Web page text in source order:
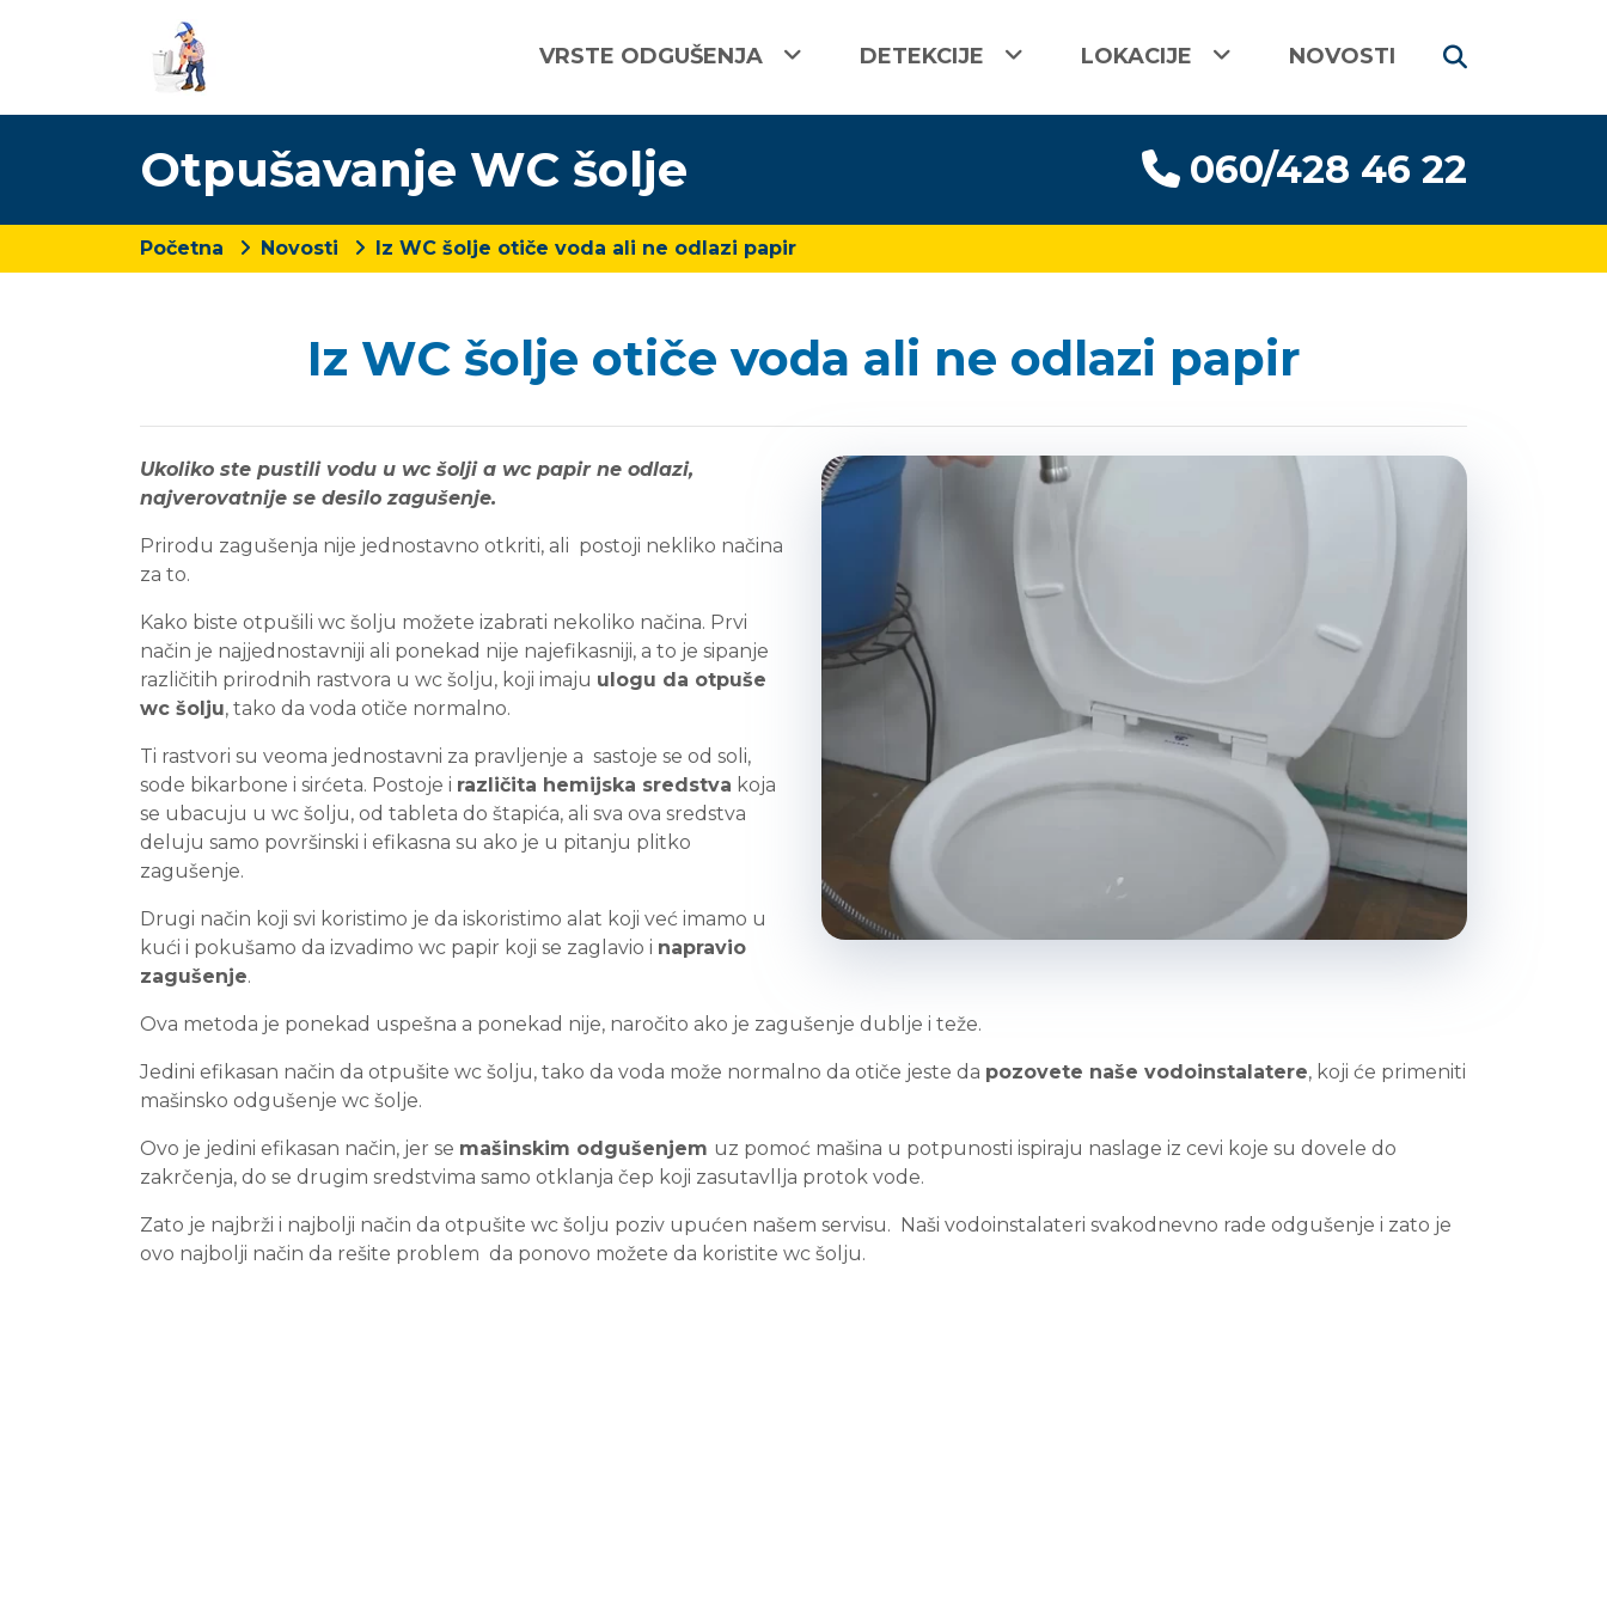
VRSTE ODGUŠENJA DETEKCIJE LOKACIJE NOVOSTI
Otpušavanje WC šolje 060/428 46 22
Početna Novosti Iz WC šolje otiče voda ali ne odlazi papir
Iz WC šolje otiče voda ali ne odlazi papir
Ukoliko ste pustili vodu u wc šolji a wc papir ne odlazi,
najverovatnije se desilo zagušenje.
Prirodu zagušenja nije jednostavno otkriti, ali postoji nekliko načina
za to.
Kako biste otpušili wc šolju možete izabrati nekoliko načina. Prvi
način je najjednostavniji ali ponekad nije najefikasniji, a to je sipanje
različitih prirodnih rastvora u wc šolju, koji imaju ulogu da otpuše
wc šolju, tako da voda otiče normalno.
Ti rastvori su veoma jednostavni za pravljenje a sastoje se od soli,
sode bikarbone i sirćeta. Postoje i različita hemijska sredstva koja
se ubacuju u wc šolju, od tableta do štapića, ali sva ova sredstva
deluju samo površinski i efikasna su ako je u pitanju plitko
zagušenje.
Drugi način koji svi koristimo je da iskoristimo alat koji već imamo u
kući i pokušamo da izvadimo wc papir koji se zaglavio i napravio
zagušenje.
Ova metoda je ponekad uspešna a ponekad nije, naročito ako je zagušenje dublje i teže.
Jedini efikasan način da otpušite wc šolju, tako da voda može normalno da otiče jeste da pozovete naše vodoinstalatere, koji će primeniti
mašinsko odgušenje wc šolje.
Ovo je jedini efikasan način, jer se mašinskim odgušenjem uz pomoć mašina u potpunosti ispiraju naslage iz cevi koje su dovele do
zakrčenja, do se drugim sredstvima samo otklanja čep koji zasutavllja protok vode.
Zato je najbrži i najbolji način da otpušite wc šolju poziv upućen našem servisu. Naši vodoinstalateri svakodnevno rade odgušenje i zato je
ovo najbolji način da rešite problem da ponovo možete da koristite wc šolju.